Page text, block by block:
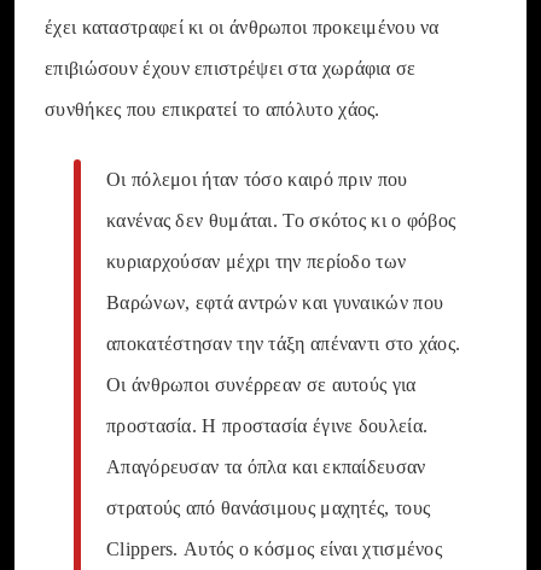
έχει καταστραφεί κι οι άνθρωποι προκειμένου να
επιβιώσουν έχουν επιστρέψει στα χωράφια σε
συνθήκες που επικρατεί το απόλυτο χάος.
Οι πόλεμοι ήταν τόσο καιρό πριν που
κανένας δεν θυμάται. Το σκότος κι ο φόβος
κυριαρχούσαν μέχρι την περίοδο των
Βαρώνων, εφτά αντρών και γυναικών που
αποκατέστησαν την τάξη απέναντι στο χάος.
Οι άνθρωποι συνέρρεαν σε αυτούς για
προστασία. Η προστασία έγινε δουλεία.
Απαγόρευσαν τα όπλα και εκπαίδευσαν
στρατούς από θανάσιμους μαχητές, τους
Clippers. Αυτός ο κόσμος είναι χτισμένος